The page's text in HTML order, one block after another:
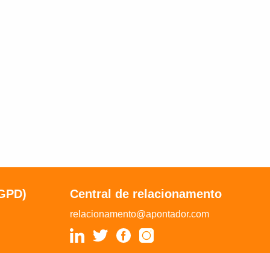
Central de relacionamento
relacionamento@apontador.com